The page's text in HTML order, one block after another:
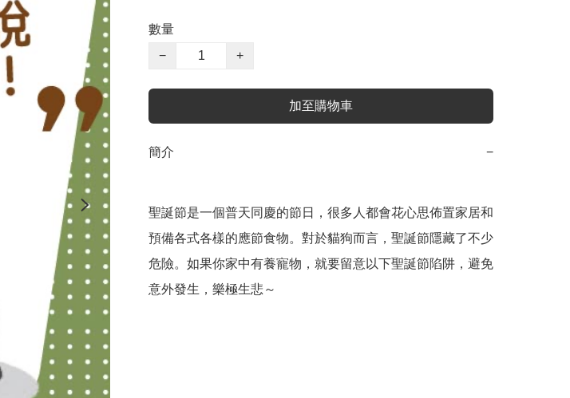
數量
−
+
加至購物車
簡介 −
聖誕節是一個普天同慶的節日，很多人都會花心思佈置家居和
預備各式各樣的應節食物。對於貓狗而言，聖誕節隱藏了不少
危險。如果你家中有養寵物，就要留意以下聖誕節陷阱，避免
意外發生，樂極生悲～